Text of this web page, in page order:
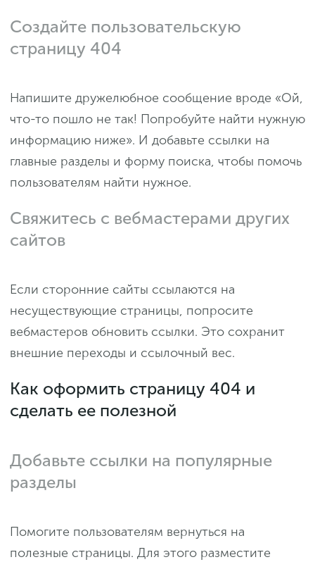
Создайте пользовательскую
страницу 404
Напишите дружелюбное сообщение вроде «Ой,
что-то пошло не так! Попробуйте найти нужную
информацию ниже». И добавьте ссылки на
главные разделы и форму поиска, чтобы помочь
пользователям найти нужное.
Свяжитесь с вебмастерами других
сайтов
Если сторонние сайты ссылаются на
несуществующие страницы, попросите
вебмастеров обновить ссылки. Это сохранит
внешние переходы и ссылочный вес.
Как оформить страницу 404 и
сделать ее полезной
Добавьте ссылки на популярные
разделы
Помогите пользователям вернуться на
полезные страницы. Для этого разместите